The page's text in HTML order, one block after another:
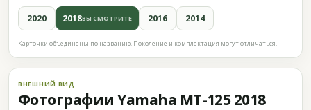
2020 2018ВЫ СМОТРИТЕ 2016 2014
Карточки объединены по названию. Поколение и комплектация могут отличаться.
ВНЕШНИЙ ВИД
Фотографии Yamaha MT-125 2018